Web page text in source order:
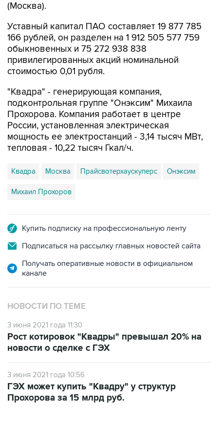
Уставный капитал ПАО составляет 19 877 785
обыкновенных и 75 272 938 838
привилегированных акций номинальной
стоимостью 0,01 рубля.
"Квадра" - генерирующая компания,
Прохорова. Компания работает в центре
России, установленная электрическая
мощность ее электростанций - 3,14 тысяч МВт,
тепловая - 10,22 тысяч Гкал/ч.
Квадра Москва Прайсвотерхаускуперс
Михаил Прохоров
Подписаться на рассылку главных новостей сайта
Получать оперативные новости в официальном
НОВОСТИ ПО ТЕМЕ
3 июня 2021 года 11:30
новости о сделке с ГЭХ
3 июня 2021 года 10:56
Прохорова за 15 млрд руб.